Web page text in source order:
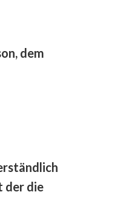
dem
der die